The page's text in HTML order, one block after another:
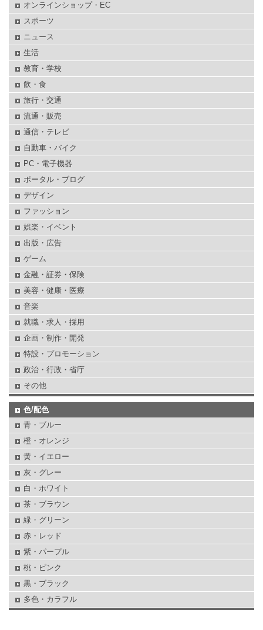
オンラインショップ・EC
スポーツ
ニュース
生活
教育・学校
飲・食
旅行・交通
流通・販売
通信・テレビ
自動車・バイク
PC・電子機器
ポータル・ブログ
デザイン
ファッション
娯楽・イベント
出版・広告
ゲーム
金融・証券・保険
美容・健康・医療
音楽
就職・求人・採用
企画・制作・開発
特設・プロモーション
政治・行政・省庁
その他
色/配色
青・ブルー
橙・オレンジ
黄・イエロー
灰・グレー
白・ホワイト
茶・ブラウン
緑・グリーン
赤・レッド
紫・パープル
桃・ピンク
黒・ブラック
多色・カラフル